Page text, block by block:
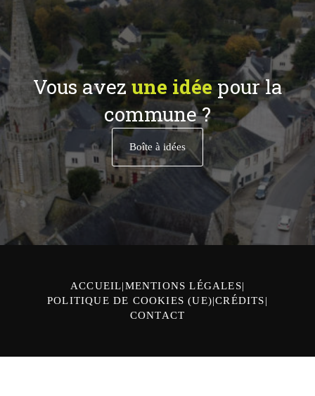
Vous avezune idéepour la
commune ?
Boîte à idées
ACCUEIL MENTIONS LÉGALES
POLITIQUE DE COOKIES (UE) CRÉDITS
CONTACT